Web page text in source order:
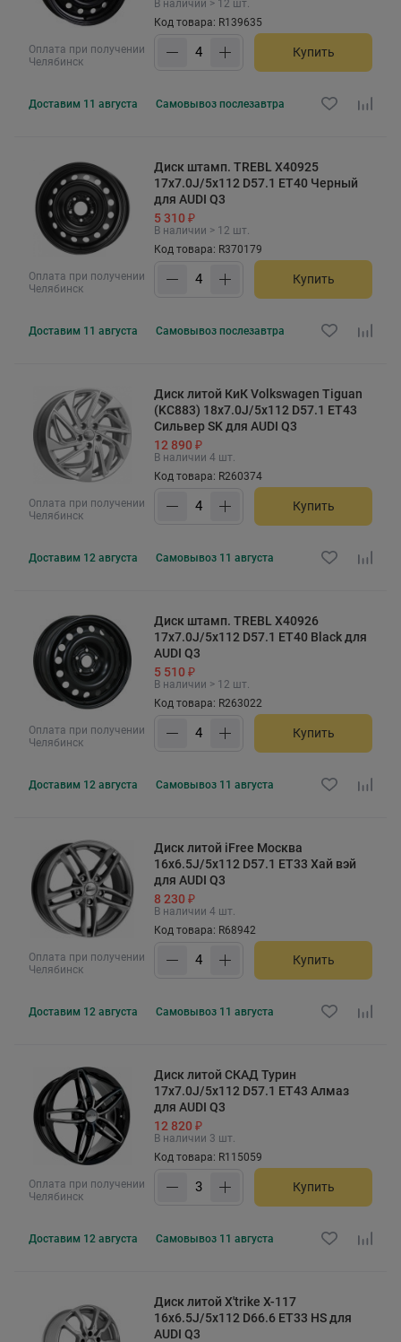
Оплата при получении
Челябинск
В наличии > 12 шт.
Код товара: R139635
Купить
Доставим 11 августа Самовывоз послезавтра
Оплата при получении
Челябинск
Диск штамп. TREBL X40925
17x7.0J/5x112 D57.1 ET40 Черный
для AUDI Q3
5 310 ₽
В наличии > 12 шт.
Код товара: R370179
Купить
Доставим 11 августа Самовывоз послезавтра
Оплата при получении
Челябинск
Диск литой КиК Volkswagen Tiguan
(KC883) 18x7.0J/5x112 D57.1 ET43
Сильвер SK для AUDI Q3
12 890 ₽
В наличии 4 шт.
Код товара: R260374
Купить
Доставим 12 августа Самовывоз 11 августа
Оплата при получении
Челябинск
Диск штамп. TREBL X40926
17x7.0J/5x112 D57.1 ET40 Black для
AUDI Q3
5 510 ₽
В наличии > 12 шт.
Код товара: R263022
Купить
Доставим 12 августа Самовывоз 11 августа
Оплата при получении
Челябинск
Диск литой iFree Москва
16x6.5J/5x112 D57.1 ET33 Хай вэй
для AUDI Q3
8 230 ₽
В наличии 4 шт.
Код товара: R68942
Купить
Доставим 12 августа Самовывоз 11 августа
Оплата при получении
Челябинск
Диск литой СКАД Турин
17x7.0J/5x112 D57.1 ET43 Алмаз
для AUDI Q3
12 820 ₽
В наличии 3 шт.
Код товара: R115059
Купить
Доставим 12 августа Самовывоз 11 августа
Диск литой X'trike X-117
16x6.5J/5x112 D66.6 ET33 HS для
AUDI Q3